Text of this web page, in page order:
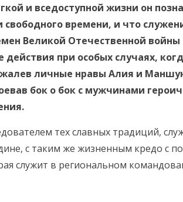
и вседоступной жизни он
времени, и что
Великой Отечественной войны
при особых случаях,
личные нравы Алия и
бок о бок с мужчинами
тех славных традиций,
c таким же жизненным кредо с
служит в региональном